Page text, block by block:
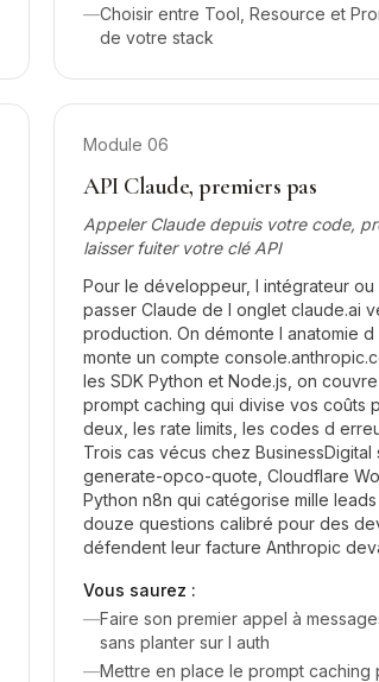
—Choisir entre Tool, Resource et
de votre stack
Module 06
API Claude, premiers pas
Appeler Claude depuis votre code,
laisser fuiter votre clé API
Pour le développeur, l intégrateur
passer Claude de l onglet claude.ai
production. On démonte l anatomie
monte un compte
les SDK Python et Node.js, on
prompt caching qui divise vos coûts
deux, les rate limits, les codes d
Trois cas vécus chez BusinessDigital
generate-opco-quote, Cloudflare
Python n8n qui catégorise mille
douze questions calibré pour des
défendent leur facture Anthropic
Vous saurez :
—Faire son premier appel à
sans planter sur l auth
—Mettre en place le prompt